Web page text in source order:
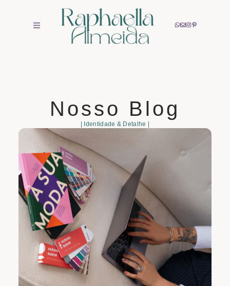
Nosso Blog
| Identidade & Detalhe |